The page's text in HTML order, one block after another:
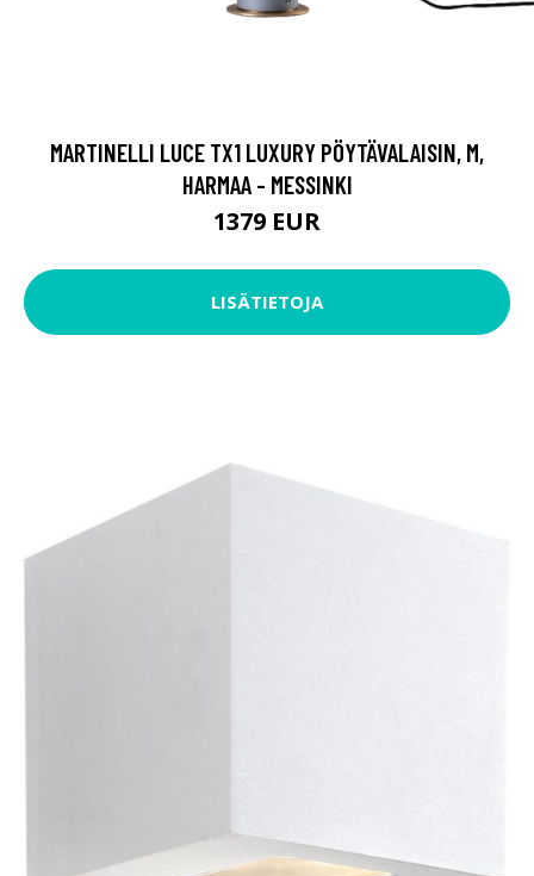
MARTINELLI LUCE TX1 LUXURY PÖYTÄVALAISIN, M,
HARMAA - MESSINKI
1379 EUR
LISÄTIETOJA